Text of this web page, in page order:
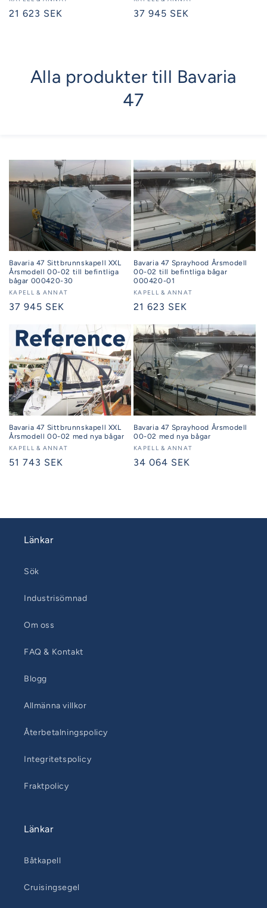
Ordinarie
21 623 SEK
Ordinarie
37 945 SEK
Alla produkter till Bavaria
47
Bavaria 47 Sittbrunnskapell XXL
Årsmodell 00-02 till befintliga
bågar 000420-30
Säljare:
KAPELL & ANNAT
Ordinarie
37 945 SEK
Bavaria 47 Sprayhood Årsmodell
00-02 till befintliga bågar
000420-01
Säljare:
KAPELL & ANNAT
Ordinarie
21 623 SEK
Bavaria 47 Sittbrunnskapell XXL
Årsmodell 00-02 med nya bågar
Säljare:
KAPELL & ANNAT
Ordinarie
51 743 SEK
Bavaria 47 Sprayhood Årsmodell
00-02 med nya bågar
Säljare:
KAPELL & ANNAT
Ordinarie
34 064 SEK
Länkar
Sök
Industrisömnad
Om oss
FAQ & Kontakt
Blogg
Allmänna villkor
Återbetalningspolicy
Integritetspolicy
Fraktpolicy
Länkar
Båtkapell
Cruisingsegel